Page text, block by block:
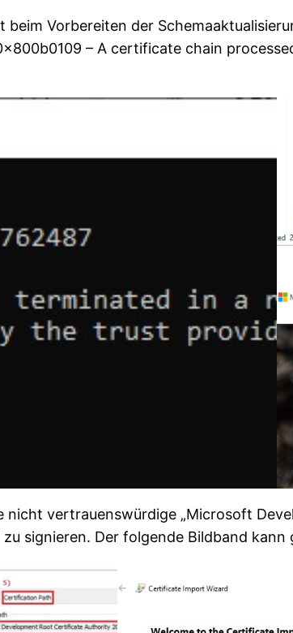
Vorbereiten der
– A certificate chain
nicht vertrauenswürdige „Microsoft
zu signieren. Der folgende Bildband